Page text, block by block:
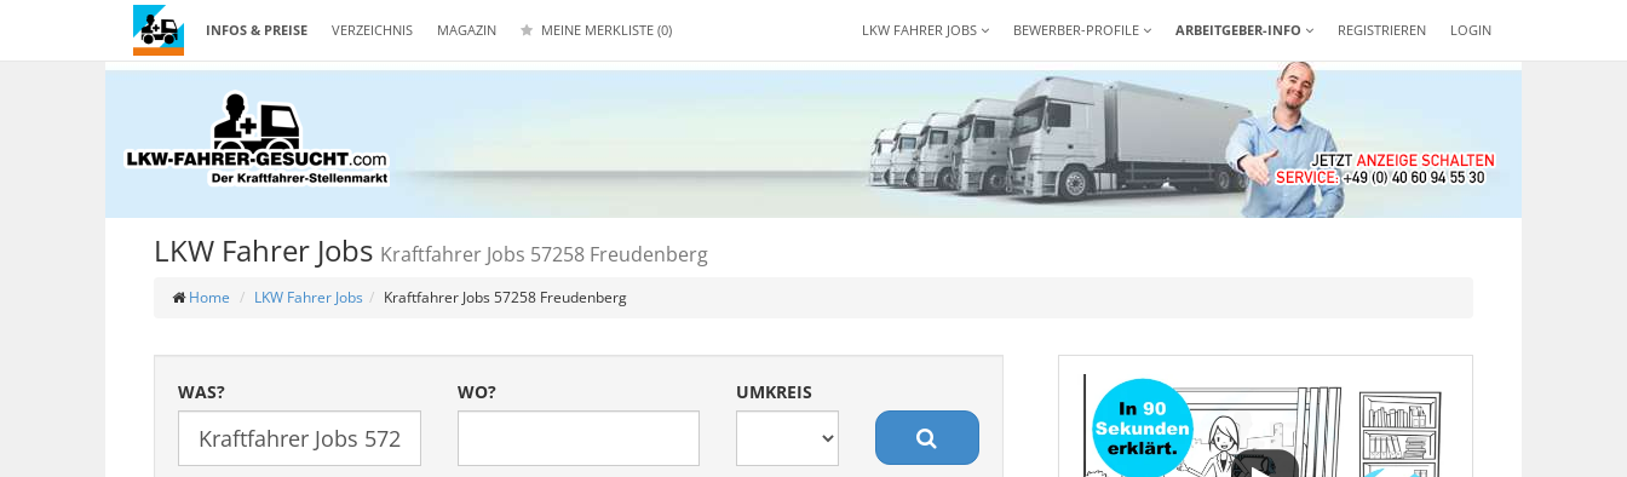
INFOS & PREISE VERZEICHNIS MAGAZIN MEINE MERKLISTE (0) REGISTRIEREN LOGIN
LKW FAHRER JOBS BEWERBER-PROFILE ARBEITGEBER-INFO
LKW Fahrer Jobs Kraftfahrer Jobs 57258 Freudenberg
Home LKW Fahrer Jobs Kraftfahrer Jobs 57258 Freudenberg
WAS? WO? UMKREIS